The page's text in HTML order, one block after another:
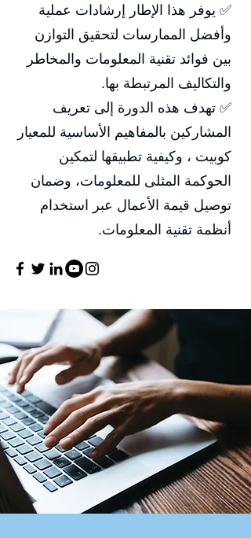
✅ يوفر هذا الإطار إرشادات عملية
وأفضل الممارسات لتحقيق التوازن
بين فوائد تقنية المعلومات والمخاطر
والتكاليف المرتبطة بها.
✅ تهدف هذه الدورة إلى تعريف
المشاركين بالمفاهيم الأساسية للمعيار
كوبيت ، وكيفية تطبيقها لتمكين
الحوكمة المثلى للمعلومات، وضمان
توصيل قيمة الأعمال عبر استخدام
أنظمة تقنية المعلومات.